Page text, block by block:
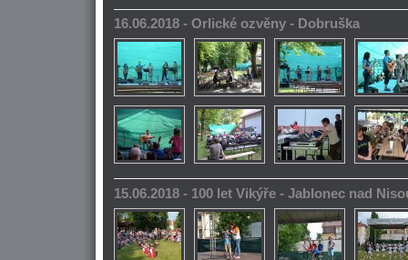
16.06.2018 - Orlické ozvěny - Dobruška
15.06.2018 - 100 let Vikýře - Jablonec nad